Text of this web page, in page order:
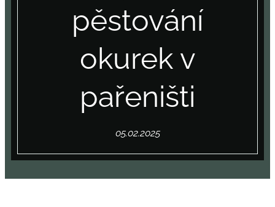
pěstování
okurek v
pařeništi
05.02.2025